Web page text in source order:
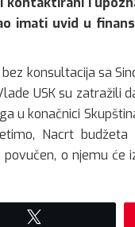
imati uvid u
konsultacija sa
USK su zatražili
u konačnici
Nacrt
o njemu će